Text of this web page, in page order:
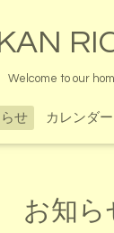
Welcome to our
せ カレンダー
お知ら